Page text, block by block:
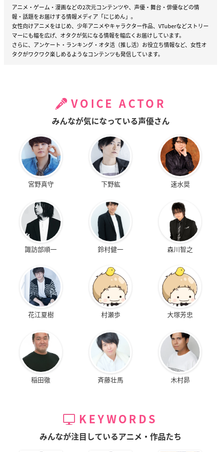
アニメ・ゲーム・漫画などの2次元コンテンツや、声優・舞台・俳優などの情
報・話題をお届けする情報メディア「にじめん」。
女性向けアニメをはじめ、少年アニメやキャラクター作品、VTuberなどストリー
マーにも幅を広げ、オタクが気になる情報を幅広くお届けしています。
さらに、アンケート・ランキング・オタ活（推し活）お役立ち情報など、女性オ
タクがワクワク楽しめるようなコンテンツも発信しています。
VOICE ACTOR
みんなが気になっている声優さん
宮野真守 下野紘 速水奨
諏訪部順一 鈴村健一 森川智之
花江夏樹 村瀬歩 大塚芳忠
稲田徹 斉藤壮馬 木村昴
KEYWORDS
みんなが注目しているアニメ・作品たち